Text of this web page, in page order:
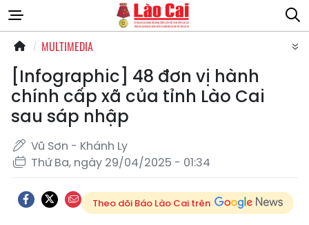
MULTIMEDIA
[Infographic] 48 đơn vị hành
chính cấp xã của tỉnh Lào Cai
sau sáp nhập
Vũ Sơn - Khánh Ly
Thứ Ba, ngày 29/04/2025 - 01:34
Theo dõi Báo Lào Cai trên